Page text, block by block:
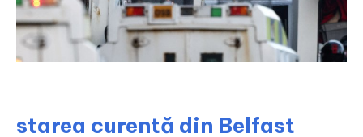
starea curentă din Belfast